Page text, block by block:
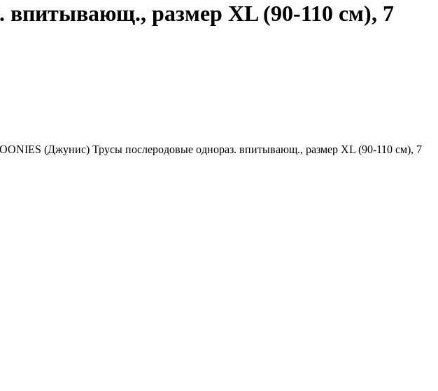
впитывающ., размер XL (90-110 см), 7
(Джунис) Трусы послеродовые однораз. впитывающ., размер XL (90-110 см), 7